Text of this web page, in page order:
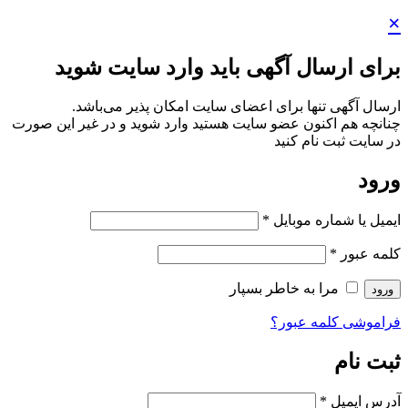
ارسال آگهی باید وارد سایت شوید
تنها برای اعضای سایت امکان پذیر می‌باشد.
هم‌ اکنون عضو سایت هستید وارد شوید و در غیر این صورت
ثبت نام کنید
شماره موبایل*
*
مرا به خاطر بسپار
کلمه عبور؟
*